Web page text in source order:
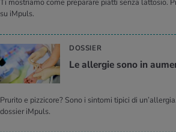
su iMpuls.
DOSSIER
Le al­ler­gie sono in
Prurito e pizzicore? Sono i sintomi tipici di
dossier iMpuls.